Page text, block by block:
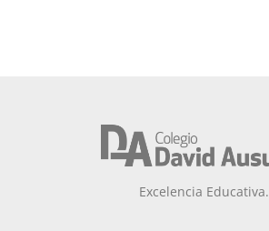
Excelencia Educativa.